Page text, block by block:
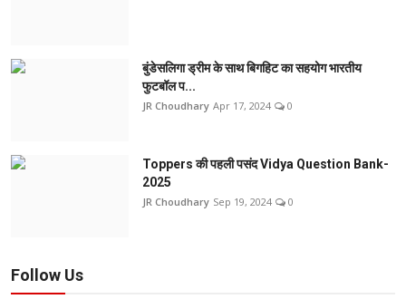
बुंडेसलिगा ड्रीम के साथ बिगहिट का सहयोग भारतीय
फुटबॉल प...
JR Choudhary Apr 17, 2024 0
Toppers की पहली पसंद Vidya Question Bank-
2025
JR Choudhary Sep 19, 2024 0
Follow Us